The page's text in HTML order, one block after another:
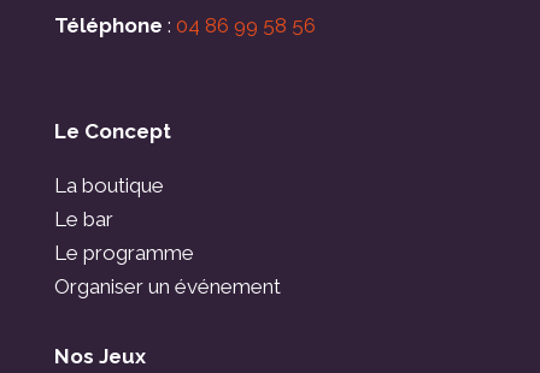
Téléphone : 04 86 99 58 56
Le Concept
La boutique
Le bar
Le programme
Organiser un événement
Nos Jeux